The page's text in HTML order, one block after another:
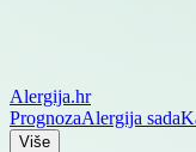
Alergija.hr
PrognozaAlergija sada
Više